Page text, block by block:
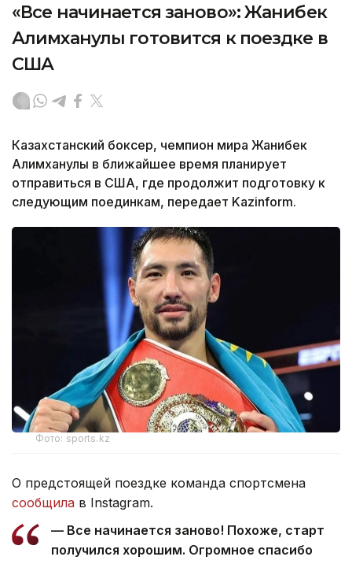
«Все начинается заново»: Жанибек
Алимханулы готовится к поездке в
США
Казахстанский боксер, чемпион мира Жанибек
Алимханулы в ближайшее время планирует
отправиться в США, где продолжит подготовку к
следующим поединкам, передает Kazinform.
Фото: sports.kz
О предстоящей поездке команда спортсмена
сообщила в Instagram.
— Все начинается заново! Похоже, старт
получился хорошим. Огромное спасибо